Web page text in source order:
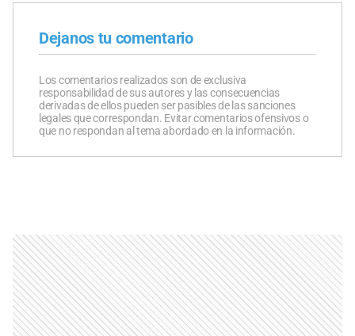
Dejanos tu comentario
Los comentarios realizados son de exclusiva
responsabilidad de sus autores y las consecuencias
derivadas de ellos pueden ser pasibles de las sanciones
legales que correspondan. Evitar comentarios ofensivos o
que no respondan al tema abordado en la información.